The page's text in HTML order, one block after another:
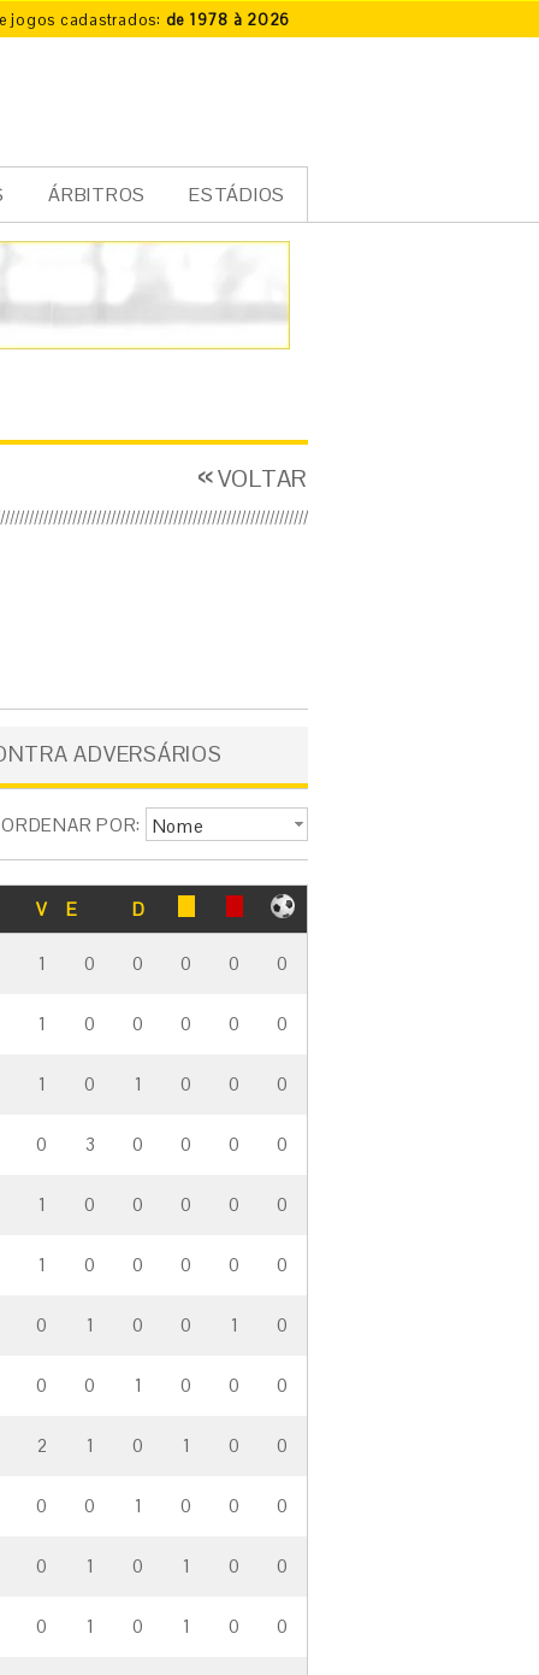
jogos cadastrados: de 1978 à 2026
ÁRBITROS ESTÁDIOS
VOLTAR
ADVERSÁRIOS
ORDENAR POR: Nome
V E D
1 0 0 0 0 0
1 0 0 0 0 0
1 0 1 0 0 0
0 3 0 0 0 0
1 0 0 0 0 0
1 0 0 0 0 0
0 1 0 0 1 0
0 0 1 0 0 0
2 1 0 1 0 0
0 0 1 0 0 0
0 1 0 1 0 0
0 1 0 1 0 0